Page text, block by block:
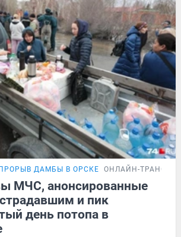
ПРОРЫВ ДАМБЫ В ОРСКЕ ОНЛАЙН-
МЧС, анонсированные
и пик
день потопа в